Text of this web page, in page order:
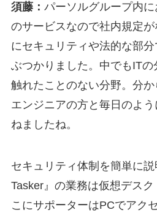
須藤： パーソルグループ内
のサービスなので社内規定
にセキュリティや法的な部
ぶつかりました。中でもIT
触れたことのない分野。分か
エンジニアの方と毎日のよ
ねましたね。
セキュリティ体制を簡単に
Tasker』の業務は仮想デス
こにサポーターはPCでアク